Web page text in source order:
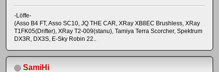
-Löffe-
(Asso B4 FT, Asso SC10, JQ THE CAR, XRay XB8EC Brushless, XRay
T1FK05(Drifter), XRay T2-009(stanu), Tamiya Terra Scorcher, Spektrum
DX3R, DX3S, E-Sky Robin 22..
SamiHi